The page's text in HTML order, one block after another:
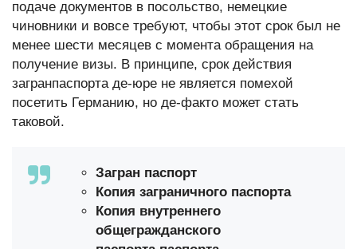
подаче документов в посольство, немецкие
чиновники и вовсе требуют, чтобы этот срок был не
менее шести месяцев с момента обращения на
получение визы. В принципе, срок действия
загранпаспорта де-юре не является помехой
посетить Германию, но де-факто может стать
таковой.
Загран паспорт
Копия заграничного паспорта
Копия внутреннего
общегражданского